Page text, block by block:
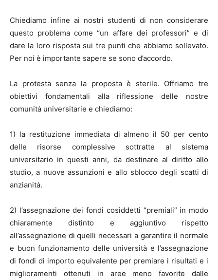
Chiediamo infine ai nostri studenti di non considerare
questo problema come “un affare dei professori” e di
dare la loro risposta sui tre punti che abbiamo sollevato.
Per noi è importante sapere se sono d’accordo.
La protesta senza la proposta è sterile. Offriamo tre
obiettivi fondamentali alla riflessione delle nostre
comunità universitarie e chiediamo:
1) la restituzione immediata di almeno il 50 per cento
delle risorse complessive sottratte al sistema
universitario in questi anni, da destinare al diritto allo
studio, a nuove assunzioni e allo sblocco degli scatti di
anzianità.
2) l’assegnazione dei fondi cosiddetti “premiali” in modo
chiaramente distinto e aggiuntivo rispetto
all’assegnazione di quelli necessari a garantire il normale
e buon funzionamento delle università e l’assegnazione
di fondi di importo equivalente per premiare i risultati e i
miglioramenti ottenuti in aree meno favorite dalle